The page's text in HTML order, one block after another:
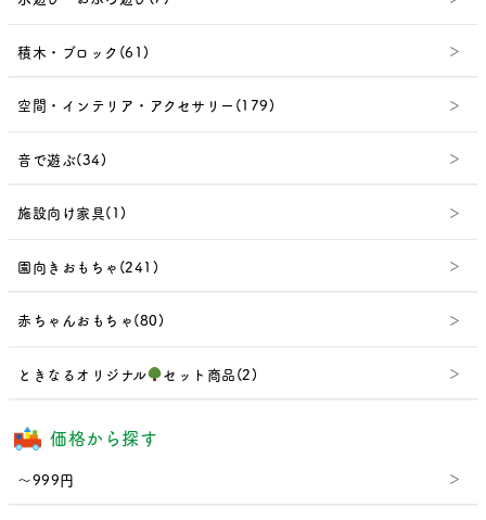
積木・ブロック(61)
空間・インテリア・アクセサリー(179)
音で遊ぶ(34)
施設向け家具(1)
園向きおもちゃ(241)
赤ちゃんおもちゃ(80)
ときなるオリジナル セット商品(2)
価格から探す
～999円